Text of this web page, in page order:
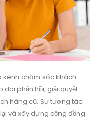
kênh chăm sóc khách
dõi phản hồi, giải quyết
hàng cũ. Sự tương tác
và xây dựng cộng đồng